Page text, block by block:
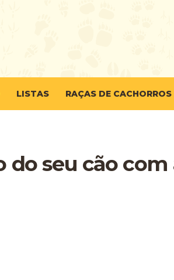
LISTAS RAÇAS DE CACHORROS
do seu cão com